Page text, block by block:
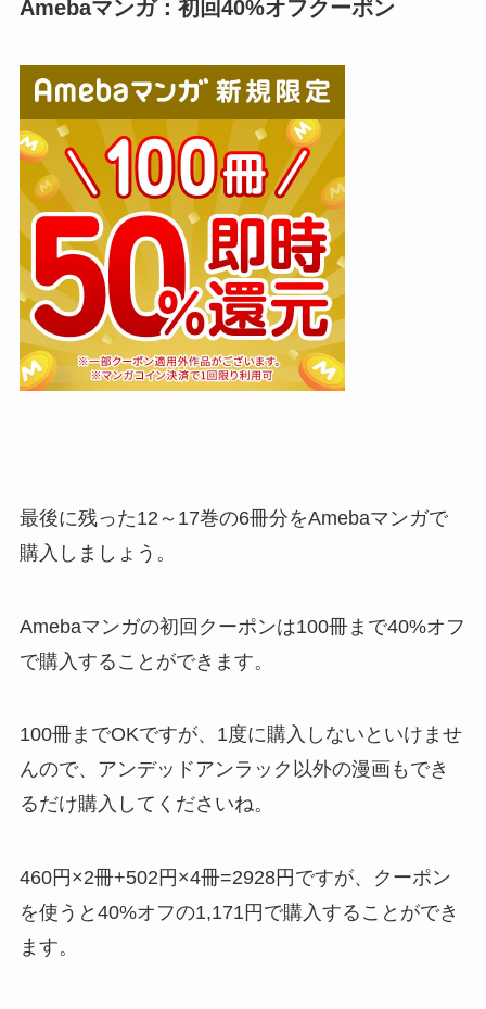
Amebaマンガ：初回40%オフクーポン
最後に残った12～17巻の6冊分をAmebaマンガで
購入しましょう。
Amebaマンガの初回クーポンは100冊まで40%オフ
で購入することができます。
100冊までOKですが、1度に購入しないといけませ
んので、アンデッドアンラック以外の漫画もでき
るだけ購入してくださいね。
460円×2冊+502円×4冊=2928円ですが、クーポン
を使うと40%オフの1,171円で購入することができ
ます。